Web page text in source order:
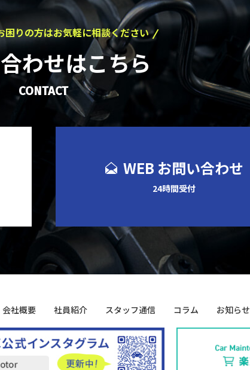
困りの方はお気軽に相談ください
わせはこちら
CONTACT
WEB お問い合わせ
24時間受付
会社概要 社員紹介 スタッフ通信 コラム お知らせ